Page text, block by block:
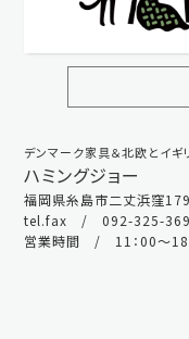
デンマーク家具＆北欧とイギ
ハミングジョー
福岡県糸島市二丈浜窪
tel.fax / 092-325-
営業時間 / 11：00～18：